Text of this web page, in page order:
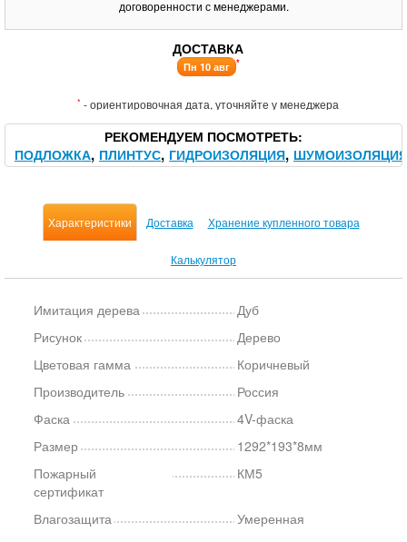
договоренности с менеджерами.
ДОСТАВКА
Пн 10 авг *
* - ориентировочная дата, уточняйте у менеджера
РЕКОМЕНДУЕМ ПОСМОТРЕТЬ
ПОДЛОЖКА ПЛИНТУС ГИДРОИЗОЛЯЦИЯ ШУМОИЗОЛЯЦИЯ
Характеристики Доставка Хранение купленного товара
Калькулятор
Имитация дерева
Дуб
Рисунок
Дерево
Цветовая гамма
Коричневый
Производитель
Россия
Фаска
4V-фаска
Размер
1292*193*8мм
Пожарный
сертификат
КМ5
Влагозащита
Умеренная